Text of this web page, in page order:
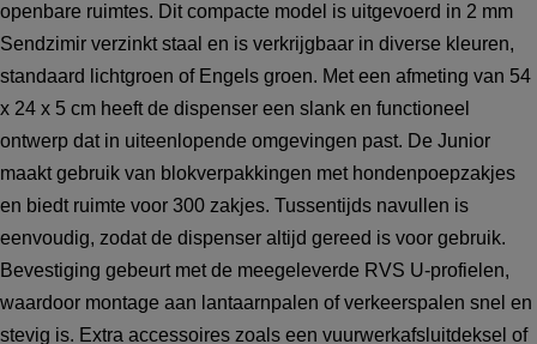
openbare ruimtes. Dit compacte model is uitgevoerd in 2 mm
Sendzimir verzinkt staal en is verkrijgbaar in diverse kleuren,
standaard lichtgroen of Engels groen. Met een afmeting van 54
x 24 x 5 cm heeft de dispenser een slank en functioneel
ontwerp dat in uiteenlopende omgevingen past. De Junior
maakt gebruik van blokverpakkingen met hondenpoepzakjes
en biedt ruimte voor 300 zakjes. Tussentijds navullen is
eenvoudig, zodat de dispenser altijd gereed is voor gebruik.
Bevestiging gebeurt met de meegeleverde RVS U-profielen,
waardoor montage aan lantaarnpalen of verkeerspalen snel en
stevig is. Extra accessoires zoals een vuurwerkafsluitdeksel of